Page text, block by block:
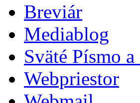
Breviár
Mediablog
Sväté Písmo
Webpriestor